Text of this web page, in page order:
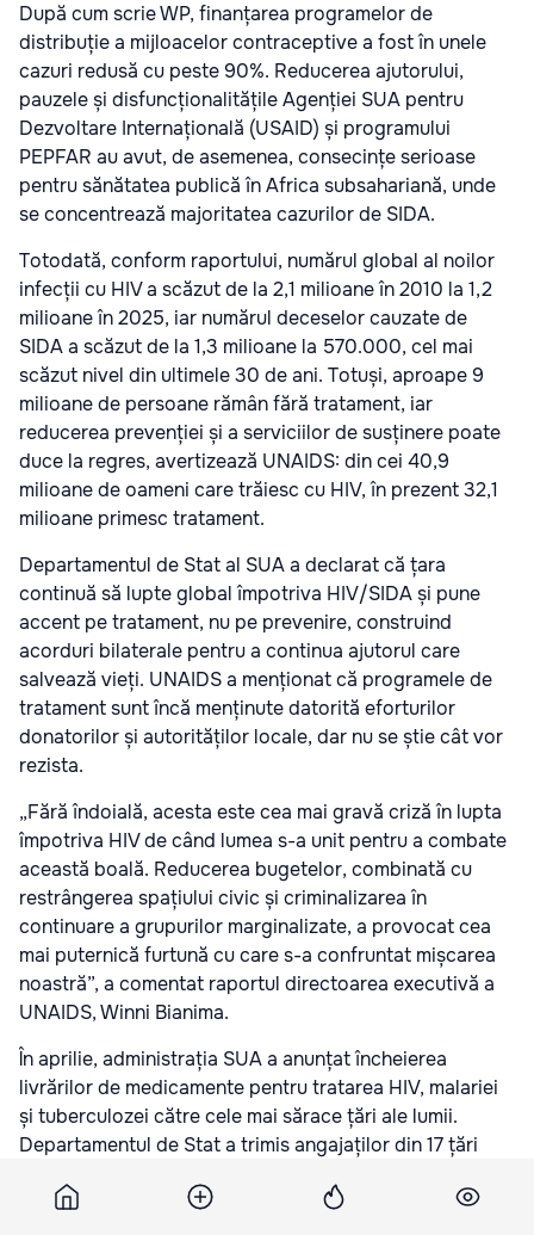
După cum scrie WP, finanțarea programelor de
distribuție a mijloacelor contraceptive a fost în unele
cazuri redusă cu peste 90%. Reducerea ajutorului,
pauzele și disfuncționalitățile Agenției SUA pentru
Dezvoltare Internațională (USAID) și programului
PEPFAR au avut, de asemenea, consecințe serioase
pentru sănătatea publică în Africa subsahariană, unde
se concentrează majoritatea cazurilor de SIDA.
Totodată, conform raportului, numărul global al noilor
infecții cu HIV a scăzut de la 2,1 milioane în 2010 la 1,2
milioane în 2025, iar numărul deceselor cauzate de
SIDA a scăzut de la 1,3 milioane la 570.000, cel mai
scăzut nivel din ultimele 30 de ani. Totuși, aproape 9
milioane de persoane rămân fără tratament, iar
reducerea prevenției și a serviciilor de susținere poate
duce la regres, avertizează UNAIDS: din cei 40,9
milioane de oameni care trăiesc cu HIV, în prezent 32,1
milioane primesc tratament.
Departamentul de Stat al SUA a declarat că țara
continuă să lupte global împotriva HIV/SIDA și pune
accent pe tratament, nu pe prevenire, construind
acorduri bilaterale pentru a continua ajutorul care
salvează vieți. UNAIDS a menționat că programele de
tratament sunt încă menținute datorită eforturilor
donatorilor și autorităților locale, dar nu se știe cât vor
rezista.
„Fără îndoială, acesta este cea mai gravă criză în lupta
împotriva HIV de când lumea s-a unit pentru a combate
această boală. Reducerea bugetelor, combinată cu
restrângerea spațiului civic și criminalizarea în
continuare a grupurilor marginalizate, a provocat cea
mai puternică furtună cu care s-a confruntat mișcarea
noastră”, a comentat raportul directoarea executivă a
UNAIDS, Winni Bianima.
În aprilie, administrația SUA a anunțat încheierea
livrărilor de medicamente pentru tratarea HIV, malariei
și tuberculozei către cele mai sărace țări ale lumii.
Departamentul de Stat a trimis angajaților din 17 țări
programului până în vara anului 2026. În perioada de